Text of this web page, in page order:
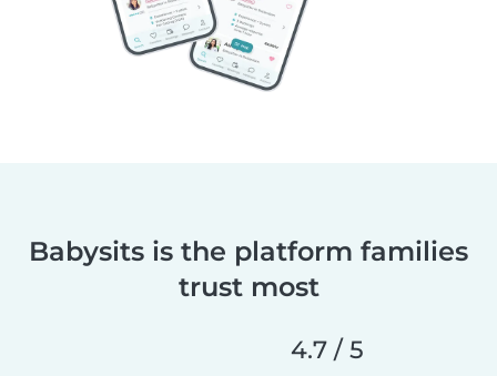
Babysits is the platform families
trust most
4.7 / 5